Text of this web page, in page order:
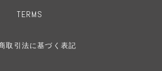
TERMS
取引法に基づく表記